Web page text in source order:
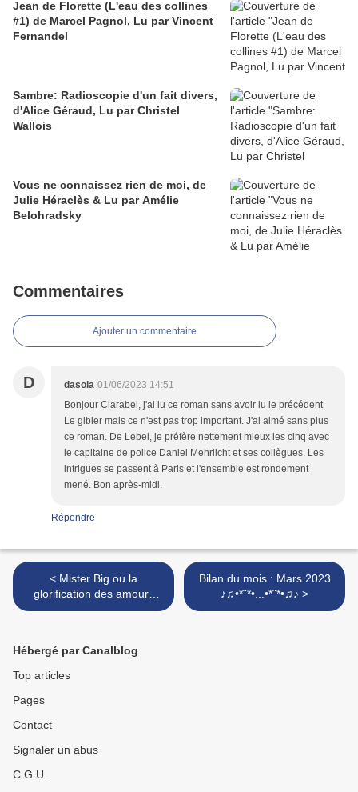
Jean de Florette (L'eau des collines
#1) de Marcel Pagnol, Lu par Vincent
Fernandel
Sambre: Radioscopie d'un fait divers,
d'Alice Géraud, Lu par Christel
Wallois
Vous ne connaissez rien de moi, de
Julie Héraclès & Lu par Amélie
Belohradsky
Commentaires
Ajouter un commentaire
D dasola 01/06/2023 14:51
Bonjour Clarabel, j'ai lu ce roman sans avoir lu le précédent
Le gibier mais ce n'est pas trop important. J'ai aimé sans plus
ce roman. De Lebel, je préfère nettement mieux les cinq avec
le capitaine de police Daniel Mehrlicht et ses collègues. Les
intrigues se passent à Paris et l'ensemble est rondement
mené. Bon après-midi.
Répondre
< Mister Big ou la
glorification des amours
toxiques, par India
Bilan du mois : Mars 2023
♪♫•*¨*•...•*¨*•♫♪ >
Hébergé par Canalblog
Top articles
Pages
Contact
Signaler un abus
C.G.U.